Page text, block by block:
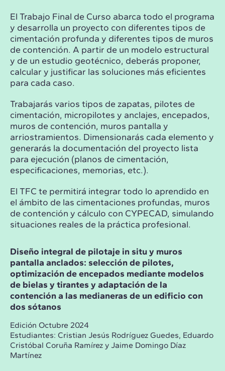
El Trabajo Final de Curso abarca todo el programa
y desarrolla un proyecto con diferentes tipos de
cimentación profunda y diferentes tipos de muros
de contención. A partir de un modelo estructural
y de un estudio geotécnico, deberás proponer,
calcular y justificar las soluciones más eficientes
para cada caso.
Trabajarás varios tipos de zapatas, pilotes de
cimentación, micropilotes y anclajes, encepados,
muros de contención, muros pantalla y
arriostramientos. Dimensionarás cada elemento y
generarás la documentación del proyecto lista
para ejecución (planos de cimentación,
especificaciones, memorias, etc.).
El TFC te permitirá integrar todo lo aprendido en
el ámbito de las cimentaciones profundas, muros
de contención y cálculo con CYPECAD, simulando
situaciones reales de la práctica profesional.
Diseño integral de pilotaje in situ y muros
pantalla anclados: selección de pilotes,
optimización de encepados mediante modelos
de bielas y tirantes y adaptación de la
contención a las medianeras de un edificio con
dos sótanos
Edición Octubre 2024
Estudiantes: Cristian Jesús Rodríguez Guedes, Eduardo
Cristóbal Coruña Ramírez y Jaime Domingo Díaz
Martínez